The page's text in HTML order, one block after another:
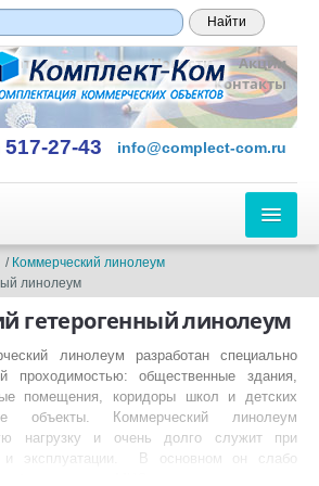
и доставка Новости
Акции
Контакты
517-27-43 info@complect-com.ru
Коммерческий линолеум
линолеум
гетерогенный линолеум
линолеум разработан специально
общественные здания,
помещения, коридоры школ и детских
объекты. Коммерческий линолеум
нагрузку и очень долго служит при
и эксплуатации. В основном он слабо
проверку МЧС, но есть коллекции с